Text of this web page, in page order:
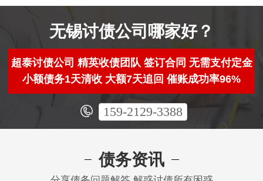
无锡讨债公司哪家好？
超泰讨债公司 精英收债团队 签订合同 无需支付定金
小额债务1天清收 大额7天追回 催账成功率96%
159-2129-3388
债务资讯